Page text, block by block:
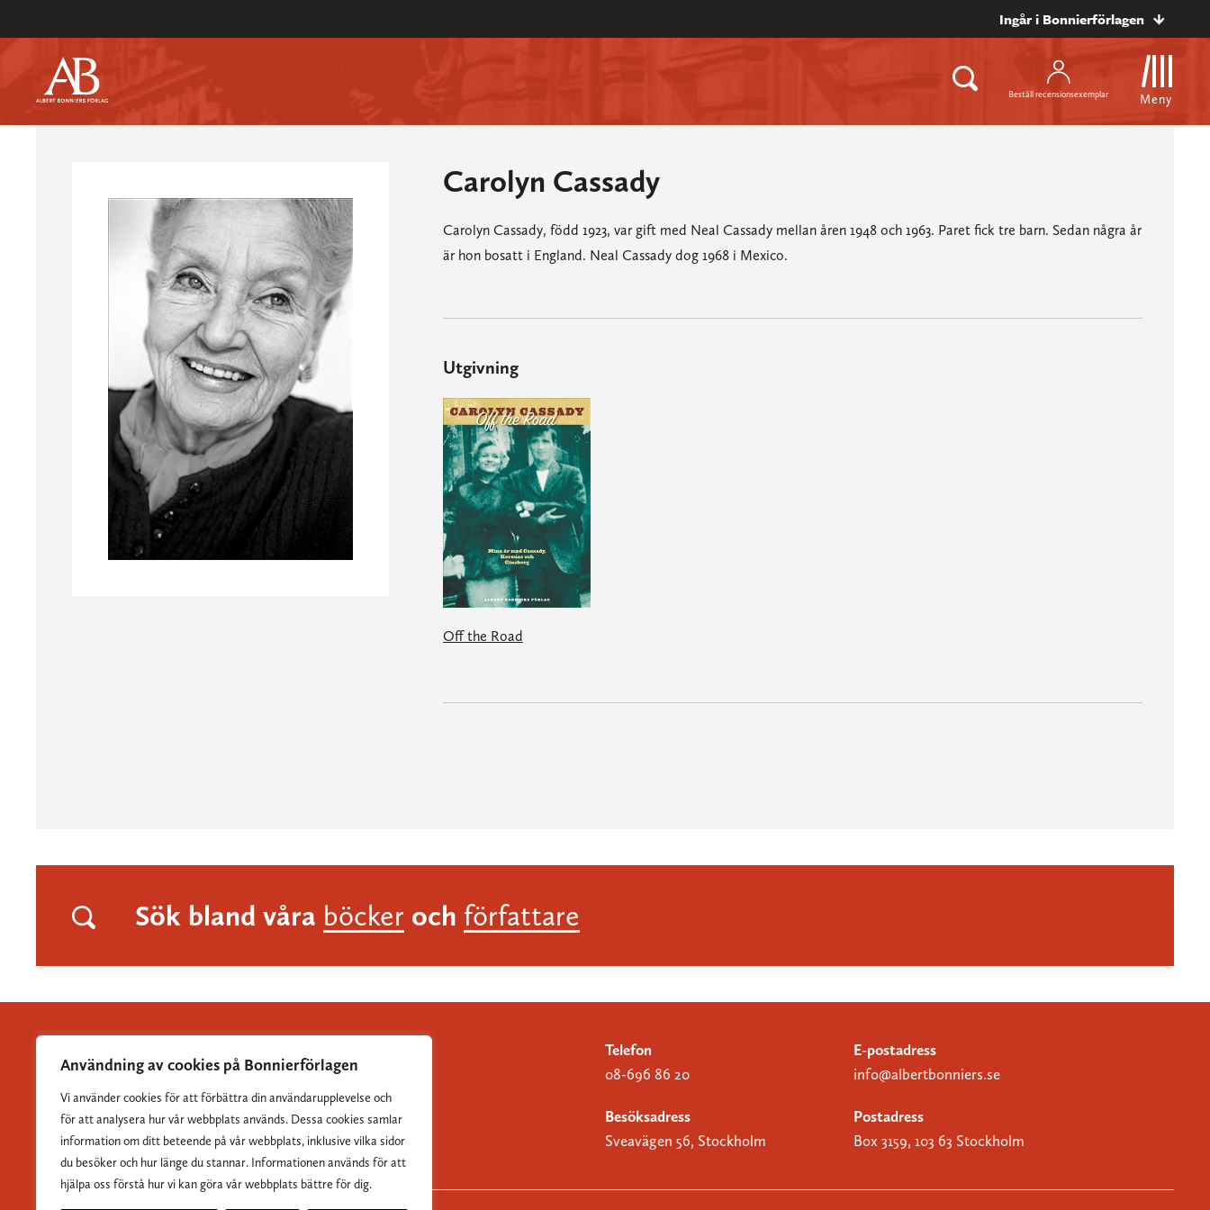
Användning av cookies på Bonnierförlagen
Vi använder cookies för att förbättra din användarupplevelse och
för att analysera hur vår webbplats används. Dessa cookies samlar
information om ditt beteende på vår webbplats, inklusive vilka sidor
du besöker och hur länge du stannar. Informationen används för att
hjälpa oss förstå hur vi kan göra vår webbplats bättre för dig.
Ingår i Bonnierförlagen
Beställ recensionsexemplar Meny
Carolyn Cassady
Carolyn Cassady, född 1923, var gift med Neal Cassady mellan åren 1948 och 1963. Paret fick tre barn. Sedan några år
är hon bosatt i England. Neal Cassady dog 1968 i Mexico.
Utgivning
Off the Road
Sök bland våra böcker och författare
Albert Bonniers Förlag grundades 1837 och är Sveriges
största skönlitterära förlag.
Telefon
08-696 86 20
E-postadress
info@albertbonniers.se
Besöksadress
Sveavägen 56, Stockholm
Postadress
Box 3159, 103 63 Stockholm